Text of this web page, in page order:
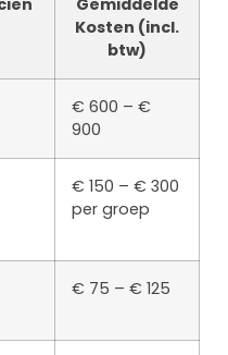
Kosten (incl.
btw)
€ 600 – €
900
€ 150 – € 300
per groep
€ 75 – € 125